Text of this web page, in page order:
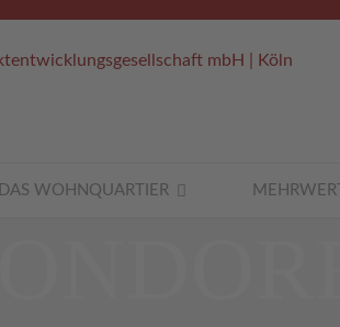
DAS WOHNQUARTIER MEHRWERT